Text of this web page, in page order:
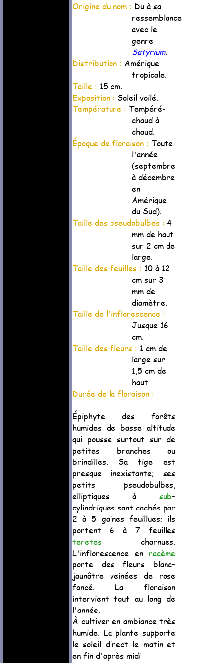
Origine du nom : Du à sa
ressemblance
avec le
genre
Satyrium.
Distribution : Amérique
tropicale.
Taille : 15 cm.
Exposition : Soleil voilé.
Température : Tempéré-
chaud à
chaud.
Époque de floraison : Toute
l'année
(septembre
à décembre
en
Amérique
du Sud).
Taille des pseudobulbes : 4
mm de haut
sur 2 cm de
large.
Taille des feuilles : 10 à 12
cm sur 3
mm de
diamètre.
Taille de l'inflorescence :
Jusque 16
cm.
Taille des fleurs : 1 cm de
large sur
1,5 cm de
haut
Durée de la floraison :
Épiphyte des forêts
humides de basse altitude
qui pousse surtout sur de
petites branches ou
brindilles. Sa tige est
presque inexistante; ses
petits pseudobulbes,
elliptiques à sub-
cylindriques sont cachés par
2 à 5 gaines feuillues; ils
portent 6 à 7 feuilles
teretes charnues.
L'inflorescence en racème
porte des fleurs blanc-
jaunâtre veinées de rose
foncé. La floraison
intervient tout au long de
l'année.
À cultiver en ambiance très
humide. La plante supporte
le soleil direct le matin et
en fin d'après midi